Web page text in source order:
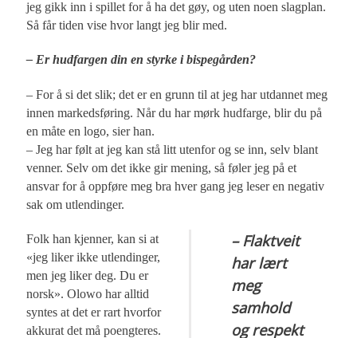
jeg gikk inn i spillet for å ha det gøy, og uten noen slagplan.
Så får tiden vise hvor langt jeg blir med.
– Er hudfargen din en styrke i bispegården?
– For å si det slik; det er en grunn til at jeg har utdannet meg
innen markedsføring. Når du har mørk hudfarge, blir du på
en måte en logo, sier han.
– Jeg har følt at jeg kan stå litt utenfor og se inn, selv blant
venner. Selv om det ikke gir mening, så føler jeg på et
ansvar for å oppføre meg bra hver gang jeg leser en negativ
sak om utlendinger.
– Flaktveit
har lært
meg
samhold
og respekt
Folk han kjenner, kan si at
«jeg liker ikke utlendinger,
men jeg liker deg. Du er
norsk». Olowo har alltid
syntes at det er rart hvorfor
akkurat det må poengteres.